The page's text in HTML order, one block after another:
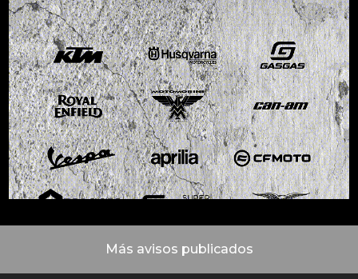
Más avisos publicados